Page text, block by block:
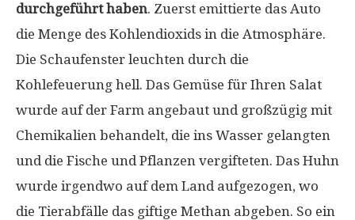
durchgeführt haben. Zuerst emittierte das Auto
die Menge des Kohlendioxids in die Atmosphäre.
Die Schaufenster leuchten durch die
Kohlefeuerung hell. Das Gemüse für Ihren Salat
wurde auf der Farm angebaut und großzügig mit
Chemikalien behandelt, die ins Wasser gelangten
und die Fische und Pflanzen vergifteten. Das Huhn
wurde irgendwo auf dem Land aufgezogen, wo
die Tierabfälle das giftige Methan abgeben. So ein